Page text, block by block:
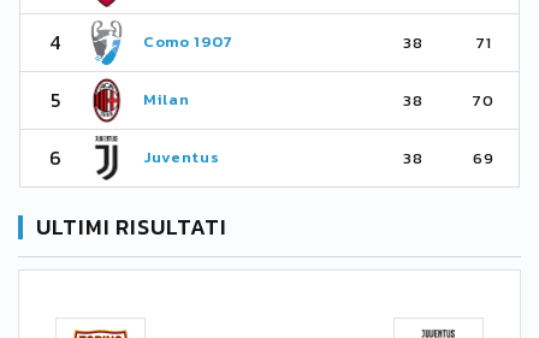
4 Como 1907 38 71
5 Milan 38 70
6 Juventus 38 69
ULTIMI RISULTATI